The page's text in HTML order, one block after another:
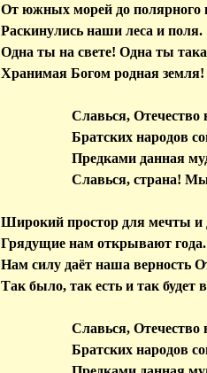
От южных морей до полярного
Раскинулись наши леса и поля.
Одна ты на свете! Одна ты
Хранимая Богом родная земля!
Славься, Отечество
Братских народов
Предками данная
Славься, страна!
Широкий простор для мечты и
Грядущие нам открывают года.
Нам силу даёт наша верность
Так было, так есть и так будет
Славься, Отечество
Братских народов